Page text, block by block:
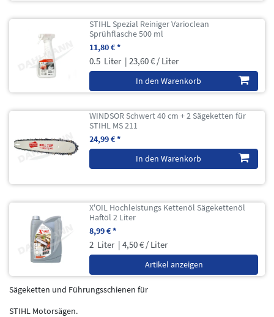
STIHL Spezial Reiniger Varioclean
Sprühflasche 500 ml
11,80 € *
0.5 Liter | 23,60 € / Liter
In den Warenkorb
WINDSOR Schwert 40 cm + 2 Sägeketten für
STIHL MS 211
24,99 € *
In den Warenkorb
X'OIL Hochleistungs Kettenöl Sägekettenöl
Haftöl 2 Liter
8,99 € *
2 Liter | 4,50 € / Liter
Artikel anzeigen
Sägeketten und Führungsschienen für
STIHL Motorsägen.